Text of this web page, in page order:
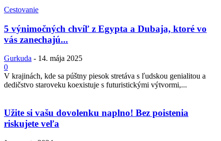
Cestovanie
5 výnimočných chvíľ z Egypta a Dubaja, ktoré vo
vás zanechajú...
Gurkuda - 14. mája 2025
0
V krajinách, kde sa púštny piesok stretáva s ľudskou genialitou a
dedičstvo staroveku koexistuje s futuristickými výtvormi,...
Užite si vašu dovolenku naplno! Bez poistenia
riskujete veľa